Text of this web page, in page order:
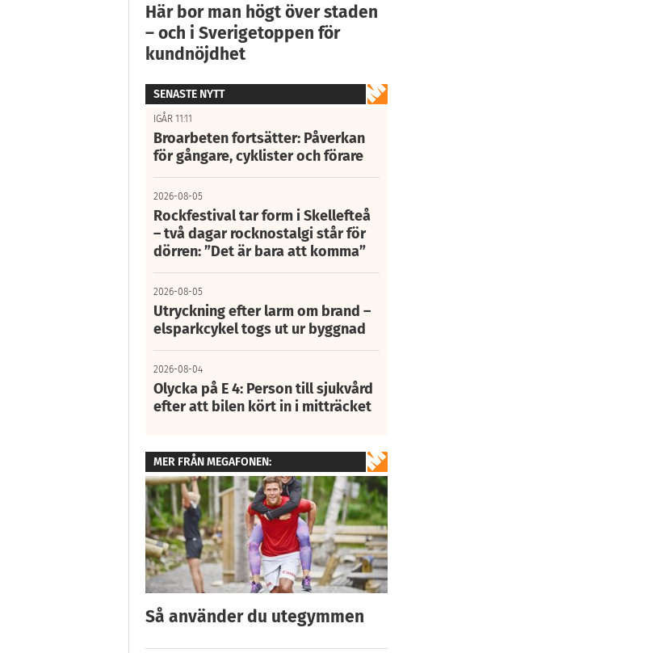
Här bor man högt över staden
– och i Sverigetoppen för
kundnöjdhet
SENASTE NYTT
IGÅR 11:11
Broarbeten fortsätter: Påverkan
för gångare, cyklister och förare
2026-08-05
Rockfestival tar form i Skellefteå
– två dagar rocknostalgi står för
dörren: ”Det är bara att komma”
2026-08-05
Utryckning efter larm om brand –
elsparkcykel togs ut ur byggnad
2026-08-04
Olycka på E 4: Person till sjukvård
efter att bilen kört in i mitträcket
MER FRÅN MEGAFONEN:
Så använder du utegymmen